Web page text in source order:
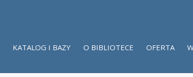
KATALOG I BAZY O BIBLIOTECE OFERTA